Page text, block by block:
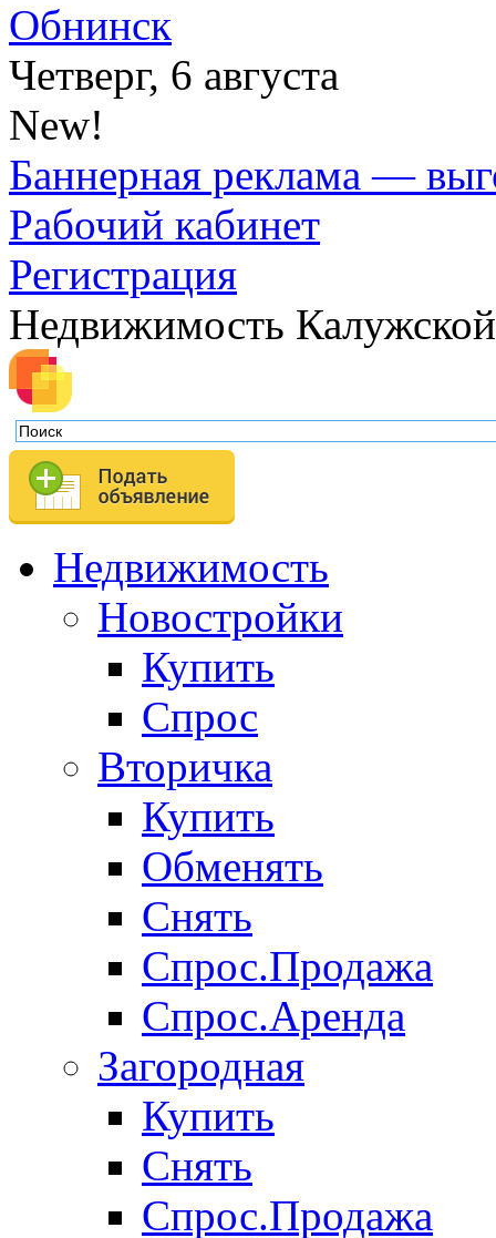
Обнинск
Четверг, 6 августа
New!
Баннерная реклама —
Рабочий кабинет
Регистрация
Недвижимость
Недвижимость
Новостройки
Купить
Спрос
Вторичка
Купить
Обменять
Снять
Спрос.Продажа
Спрос.Аренда
Загородная
Купить
Снять
Спрос.Продажа